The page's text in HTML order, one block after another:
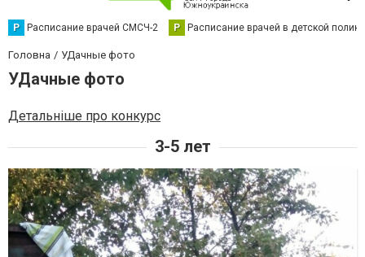
Р Расписание врачей СМСЧ-2 Р Расписание врачей в детской
Головна УДачные фото
УДачные фото
3-5 лет
Детальніше про конкурс